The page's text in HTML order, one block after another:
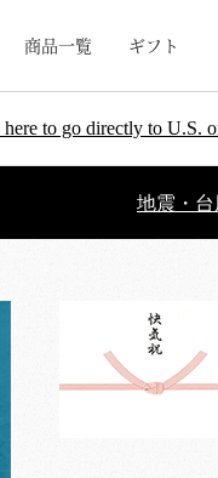
商品一覧 ギフト
to go directly to U.S.
地震・